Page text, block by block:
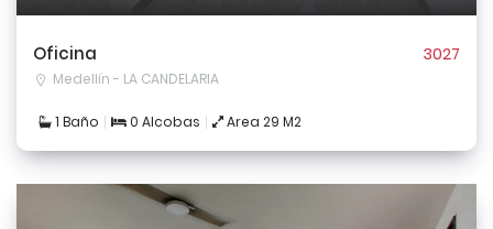
Oficina 3027
Medellín - LA CANDELARIA
1 Baño 0 Alcobas Area 29 M2